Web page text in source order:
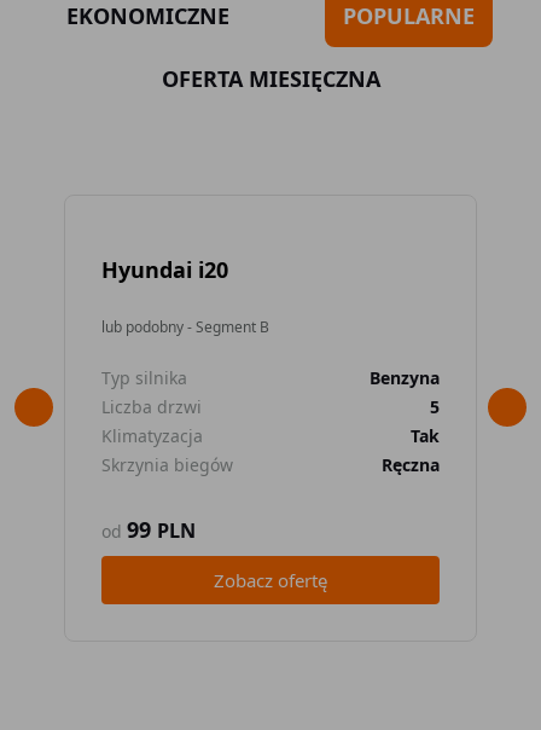
EKONOMICZNE POPULARNE
OFERTA MIESIĘCZNA
Hyundai i20
lub podobny - Segment B
Typ silnika
Benzyna
Liczba drzwi
5
Klimatyzacja
Tak
Skrzynia biegów
Ręczna
od 99 PLN
Zobacz ofertę